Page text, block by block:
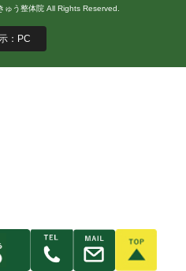
ゅう整体院 All Rights Reserved.
：PC